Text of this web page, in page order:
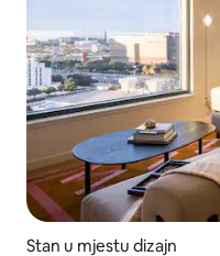
Stan u mjestu dizajn